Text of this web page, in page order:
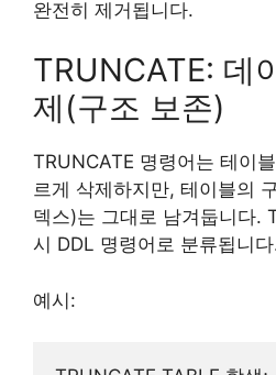
완전히 제거됩니다.
TRUNCATE: 데
제(구조 보존)
TRUNCATE 명령어는 테이
르게 삭제하지만, 테이블의
덱스)는 그대로 남겨둡니다.
시 DDL 명령어로 분류됩니
예시: